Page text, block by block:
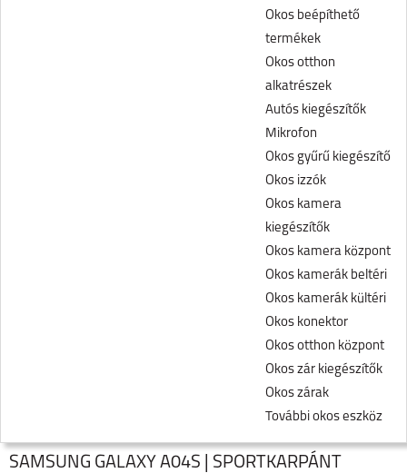
Okos beépíthető
termékek
Okos otthon
alkatrészek
Autós kiegészítők
Mikrofon
Okos gyűrű kiegészítő
Okos izzók
Okos kamera
kiegészítők
Okos kamera központ
Okos kamerák beltéri
Okos kamerák kültéri
Okos konektor
Okos otthon központ
Okos zár kiegészítők
Okos zárak
További okos eszköz
SAMSUNG GALAXY A04S | SPORTKARPÁNT